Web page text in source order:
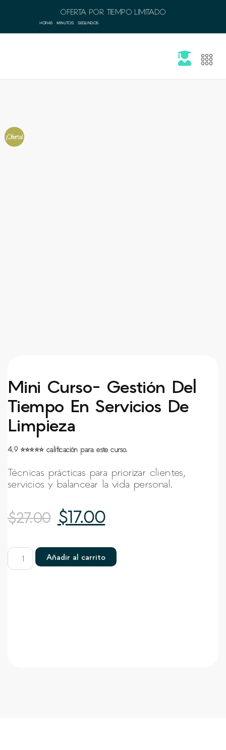
OFERTA POR TIEMPO LIMITADO
HORAS MINUTOS SEGUNDOS
¡Oferta!
Mini Curso- Gestión Del
Tiempo En Servicios De
Limpieza
4.9 ⭐⭐⭐⭐⭐calificación para este curso.
Técnicas prácticas para priorizar clientes,
servicios y balancear la vida personal.
$27.00 $17.00
Añadir al carrito